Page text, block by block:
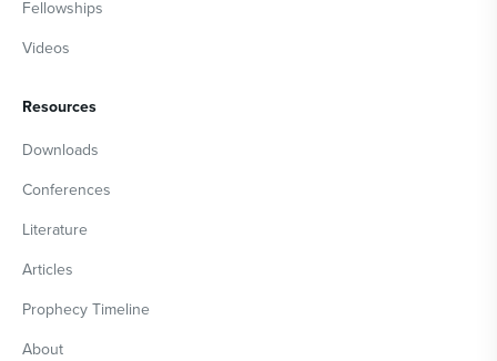
Fellowships
Videos
Resources
Downloads
Conferences
Literature
Articles
Prophecy Timeline
About